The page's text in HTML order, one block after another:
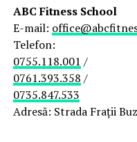
ABC Fitness School
E-mail:
Telefon:
0755.118.001 /
0761.393.358 /
0735.847.533
Adresă: Strada Frații